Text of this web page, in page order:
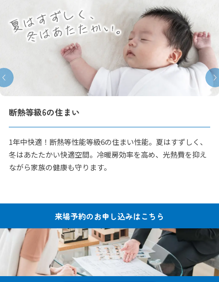
断熱等級6の住まい
1年中快適！断熱等性能等級6の住まい性能。夏はすずしく、
冬はあたたかい快適空間。冷暖房効率を高め、光熱費を抑え
ながら家族の健康も守ります。
来場予約のお申し込みはこちら